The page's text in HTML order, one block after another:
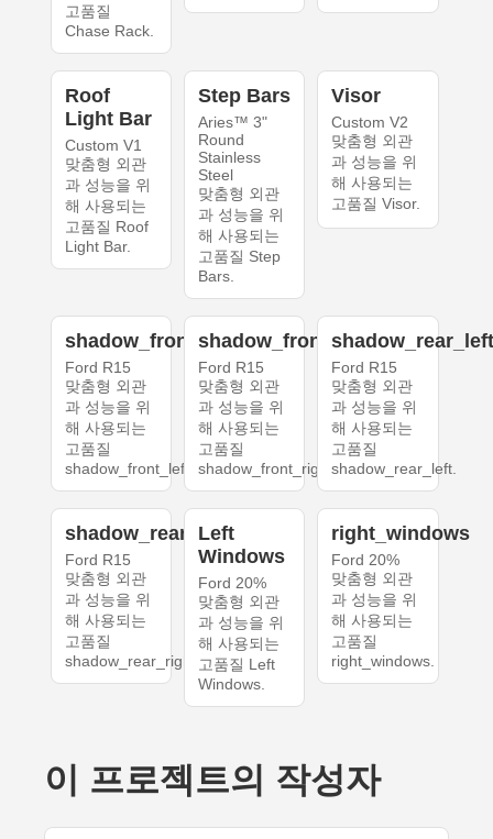
고품질
Chase Rack.
Roof
Light Bar
Custom V1
맞춤형 외관
과 성능을 위
해 사용되는
고품질 Roof
Light Bar.
Step Bars
Aries™ 3"
Round
Stainless
Steel
맞춤형 외관
과 성능을 위
해 사용되는
고품질 Step
Bars.
Visor
Custom V2
맞춤형 외관
과 성능을 위
해 사용되는
고품질 Visor.
shadow_front_left
Ford R15
맞춤형 외관
과 성능을 위
해 사용되는
고품질
shadow_front_left.
shadow_front_right
Ford R15
맞춤형 외관
과 성능을 위
해 사용되는
고품질
shadow_front_right.
Ford R15
맞춤형 외관
과 성능을 위
해 사용되는
고품질
shadow_rear_left.
shadow_rear_right
Ford R15
맞춤형 외관
과 성능을 위
해 사용되는
고품질
shadow_rear_right.
Left
Windows
Ford 20%
맞춤형 외관
과 성능을 위
해 사용되는
고품질 Left
Windows.
right_windows
Ford 20%
맞춤형 외관
과 성능을 위
해 사용되는
고품질
right_windows.
이 프로젝트의 작성자